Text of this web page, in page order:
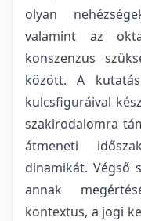
olyan
valamint az
konszenzus
között. A
kulcsfiguráival
szakirodalomra
átmeneti
dinamikát. Végső
annak
kontextus, a jogi